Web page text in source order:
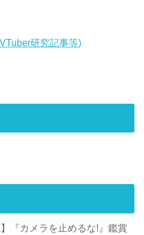
研究記事等)
】『カメラを止めるな!』鑑賞